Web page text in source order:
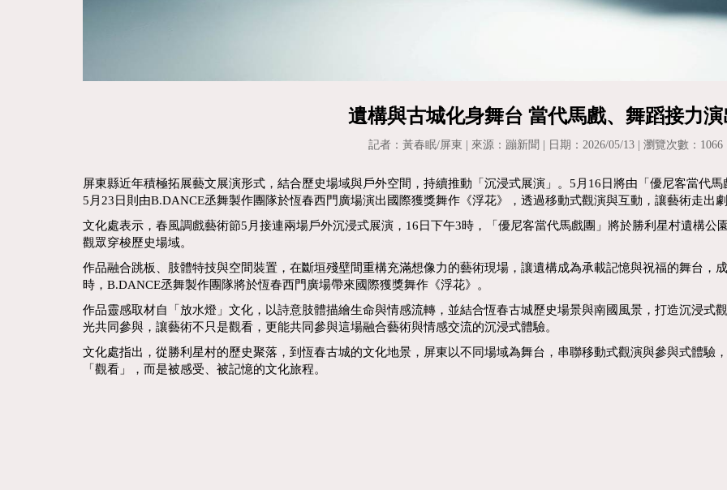
遺構與古城化身舞台 當代馬戲、舞蹈接力演
記者：黃春眠/屏東 | 來源：蹦新聞 | 日期：2026/05/13 | 瀏覽次數：1066
屏東縣近年積極拓展藝文展演形式，結合歷史場域與戶外空間，持續推動「沉浸式展演」。5月16日將由「優尼客當代
5月23日則由B.DANCE丞舞製作團隊於恆春西門廣場演出國際獲獎舞作《浮花》，透過移動式觀演與互動，讓藝術走出
文化處表示，春風調戲藝術節5月接連兩場戶外沉浸式展演，16日下午3時，「優尼客當代馬戲團」將於勝利星村遺構公
觀眾穿梭歷史場域。
作品融合跳板、肢體特技與空間裝置，在斷垣殘壁間重構充滿想像力的藝術現場，讓遺構成為承載記憶與祝福的舞台，
時，B.DANCE丞舞製作團隊將於恆春西門廣場帶來國際獲獎舞作《浮花》。
作品靈感取材自「放水燈」文化，以詩意肢體描繪生命與情感流轉，並結合恆春古城歷史場景與南國風景，打造沉浸式
光共同參與，讓藝術不只是觀看，更能共同參與這場融合藝術與情感交流的沉浸式體驗。
文化處指出，從勝利星村的歷史聚落，到恆春古城的文化地景，屏東以不同場域為舞台，串聯移動式觀演與參與式體驗
「觀看」，而是被感受、被記憶的文化旅程。